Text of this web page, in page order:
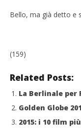
Bello, ma già detto e
(159)
Related Posts:
La Berlinale per
Golden Globe
2015: i 10 film